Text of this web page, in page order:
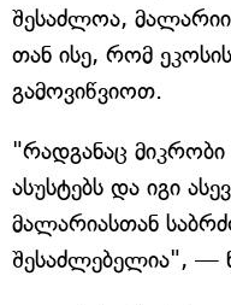
შესაძლოა,
თან ისე, რომ
გამოვიწვიოთ.
"რადგანაც
ასუსტებს და იგი
მალარიასთან
შესაძლებელია", —